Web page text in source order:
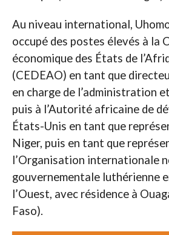
Au niveau international,
occupé des postes élevés à la
économique des États de
(CEDEAO) en tant que
en charge de l’administration
puis à l’Autorité africaine de
États-Unis en tant que
Niger, puis en tant que
l’Organisation internationale
gouvernementale luthérienne
l’Ouest, avec résidence à
Faso).